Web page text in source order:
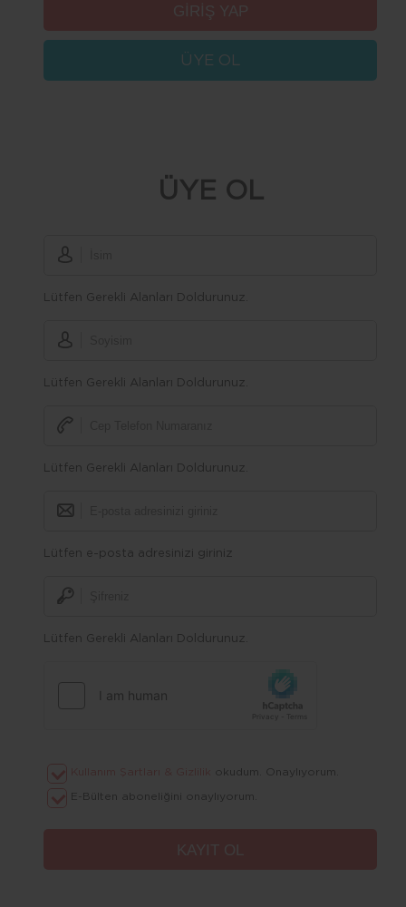
ÜYE OL
ÜYE OL
Lütfen Gerekli Alanları Doldurunuz.
Lütfen Gerekli Alanları Doldurunuz.
Lütfen Gerekli Alanları Doldurunuz.
Lütfen e-posta adresinizi giriniz
Lütfen Gerekli Alanları Doldurunuz.
okudum. Onaylıyorum.
E-Bülten aboneliğini onaylıyorum.